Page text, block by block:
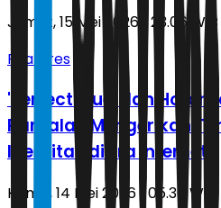
Jumat, 15 Mei 2026 | 23.06 WIB
Features
'Perfect Blue' dan Horor
Ramalan Mengerikan
Identitas di Era Internet
Kamis, 14 Mei 2026 | 05.30 WIB